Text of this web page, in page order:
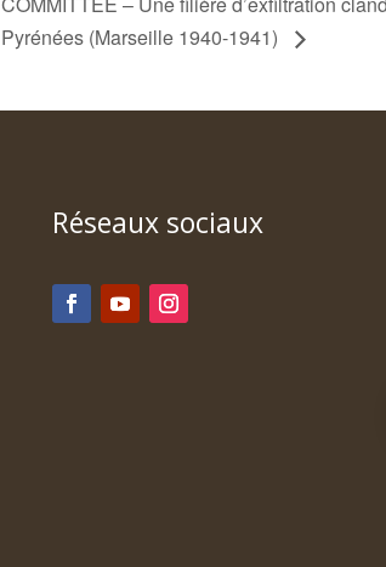
Pyrénées (Marseille 1940-1941)
Réseaux sociaux